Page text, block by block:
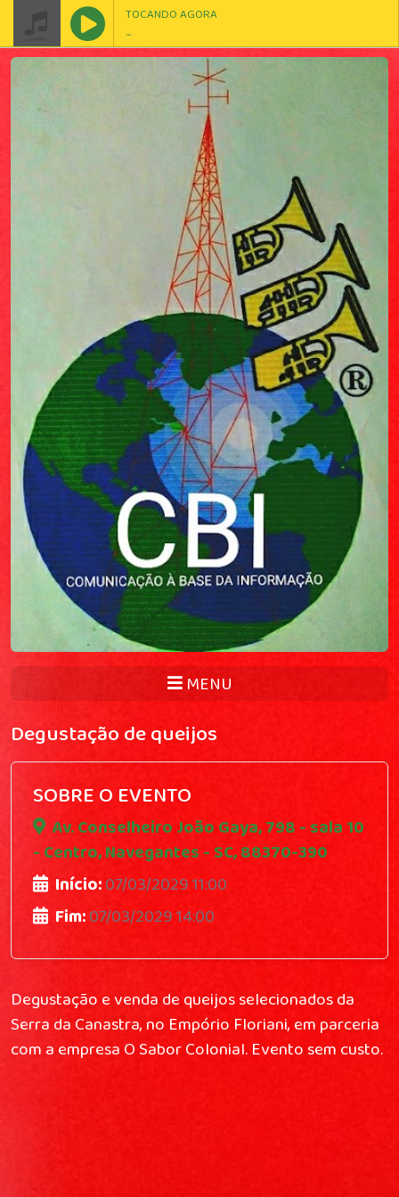
TOCANDO AGORA
...
MENU
Degustação de queijos
SOBRE O EVENTO
Av. Conselheiro João Gaya, 798 - sala 10
- Centro, Navegantes - SC, 88370-390
Início:07/03/2029 11:00
Fim:07/03/2029 14:00
Degustação e venda de queijos selecionados da
Serra da Canastra, no Empório Floriani, em parceria
com a empresa O Sabor Colonial. Evento sem custo.